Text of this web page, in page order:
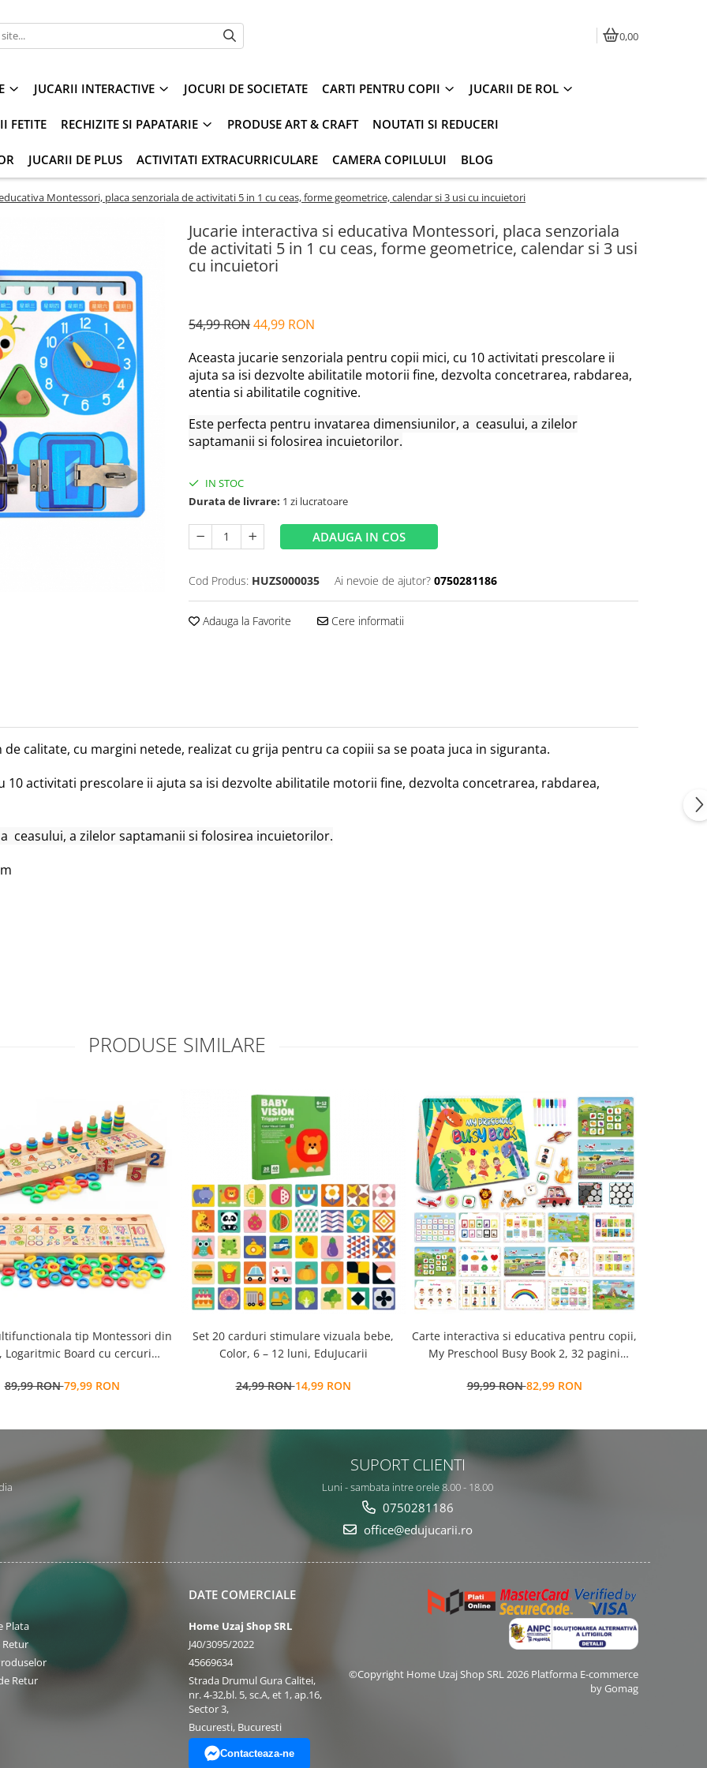
0,00
JUCARII INTERACTIVE JOCURI DE SOCIETATE CARTI PENTRU COPII JUCARII DE ROL
FETITE RECHIZITE SI PAPATARIE PRODUSE ART & CRAFT NOUTATI SI REDUCERI
JUCARII DE PLUS ACTIVITATI EXTRACURRICULARE CAMERA COPILULUI BLOG
Montessori, placa senzoriala de activitati 5 in 1 cu ceas, forme geometrice, calendar si 3 usi cu incuietori
Jucarie interactiva si educativa Montessori, placa senzoriala
de activitati 5 in 1 cu ceas, forme geometrice, calendar si 3 usi
cu incuietori
54,99 RON44,99 RON
Aceasta jucarie senzoriala pentru copii mici, cu 10 activitati prescolare ii
ajuta sa isi dezvolte abilitatile motorii fine, dezvolta concetrarea, rabdarea,
atentia si abilitatile cognitive.
Este perfecta pentru invatarea dimensiunilor, a ceasului, a zilelor
saptamanii si folosirea incuietorilor.
IN STOC
Durata de livrare: 1 zi lucratoare
ADAUGA IN COS
Cod Produs: HUZS000035 Ai nevoie de ajutor? 0750281186
Adauga la Favorite Cere informatii
calitate, cu margini netede, realizat cu grija pentru ca copiii sa se poata juca in siguranta.
10 activitati prescolare ii ajuta sa isi dezvolte abilitatile motorii fine, dezvolta concetrarea, rabdarea,
ceasului, a zilelor saptamanii si folosirea incuietorilor.
PRODUSE SIMILARE
tip Montessori din
Logaritmic Board cu cercuri
operatiuni matematice
89,99 RON79,99 RON
Set 20 carduri stimulare vizuala bebe,
Color, 6 – 12 luni, EduJucarii
24,99 RON14,99 RON
Carte interactiva si educativa pentru copii,
My Preschool Busy Book 2, 32 pagini
repozitionabile, Limba Engleza, 3 ani+,
99,99 RON82,99 RON
SUPORT CLIENTI
Luni - sambata intre orele 8.00 - 18.00
0750281186
office@edujucarii.ro
Plata
Retur
Retur
DATE COMERCIALE
Home Uzaj Shop SRL
J40/3095/2022
45669634
Strada Drumul Gura Calitei,
nr. 4-32,bl. 5, sc.A, et 1, ap.16,
Sector 3,
Bucuresti, Bucuresti
Contacteaza-ne
©Copyright Home Uzaj Shop SRL 2026 Platforma E-commerce
by Gomag